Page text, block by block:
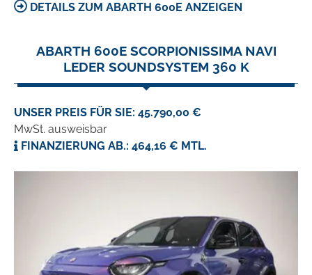
DETAILS ZUM ABARTH 600E ANZEIGEN
ABARTH 600E SCORPIONISSIMA NAVI
LEDER SOUNDSYSTEM 360 K
UNSER PREIS FÜR SIE: 45.790,00 €
MwSt. ausweisbar
FINANZIERUNG AB.: 464,16 € MTL.